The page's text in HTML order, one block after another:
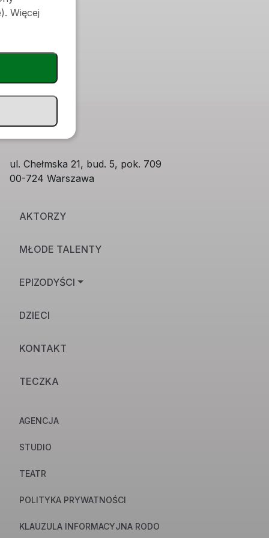
ul. Chełmska 21, bud. 5, pok. 709
00-724 Warszawa
AKTORZY
MŁODE TALENTY
EPIZODYŚCI
DZIECI
KONTAKT
TECZKA
AGENCJA
STUDIO
TEATR
POLITYKA PRYWATNOŚCI
KLAUZULA INFORMACYJNA RODO
Więcej